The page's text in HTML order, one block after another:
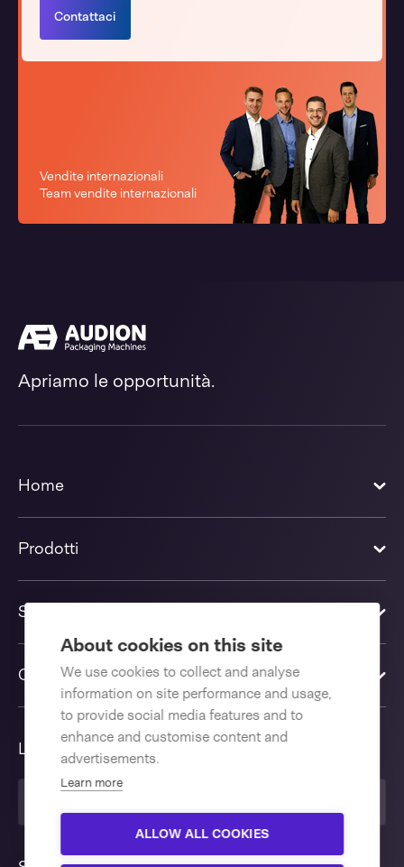
About cookies on this site
We use cookies to collect and analyse
information on site performance and usage,
to provide social media features and to
enhance and customise content and
advertisements.
Learn more
ALLOW ALL COOKIES
Sei curioso di sapere quale
Contattaci
Vendite internazionali
Team vendite internazionali
Apriamo le opportunità.
Home
Prodotti
Soluzioni
Contattaci
Lingua